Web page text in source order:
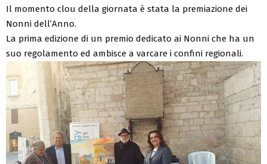
Il momento clou della giornata è stata la premiazione dei
Nonni dell’Anno.
La prima edizione di un premio dedicato ai Nonni che ha un
suo regolamento ed ambisce a varcare i confini regionali.